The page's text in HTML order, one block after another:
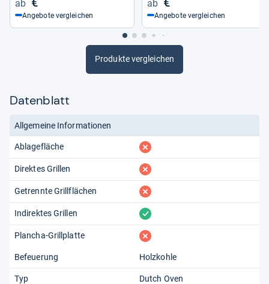
Angebote vergleichen Angebote vergleichen
Produkte vergleichen
Datenblatt
Ablagefläche fehlt
Direktes Grillen fehlt
Getrennte Grillflächen fehlt
Indirektes Grillen vorhanden
Plancha-Grillplatte fehlt
Allgemeine Informationen
Befeuerung Holzkohle
Typ Dutch Oven